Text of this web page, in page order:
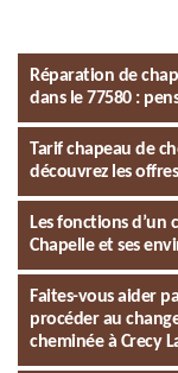
Réparation de
dans le 77580 :
Tarif chapeau de
découvrez les
Les fonctions d’un
Chapelle et ses
Faites-vous aider
procéder au
cheminée à Crecy